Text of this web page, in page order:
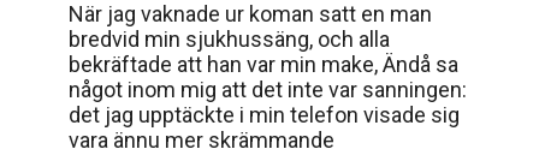
När jag vaknade ur koman satt en man
bredvid min sjukhussäng, och alla
bekräftade att han var min make, Ändå sa
något inom mig att det inte var sanningen:
det jag upptäckte i min telefon visade sig
vara ännu mer skrämmande